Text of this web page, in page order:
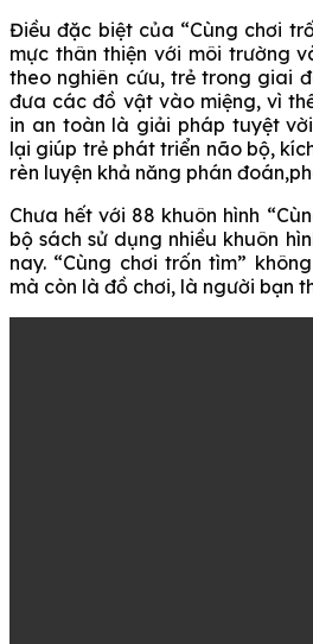
Điều đặc biệt của “Cùng chơi
mực thân thiện với môi trường
theo nghiên cứu, trẻ trong giai
đưa các đồ vật vào miệng, vì
in an toàn là giải pháp tuyệt
lại giúp trẻ phát triển não bộ,
rèn luyện khả năng phán
Chưa hết với 88 khuôn hình
bộ sách sử dụng nhiều khuôn
nay. “Cùng chơi trốn tìm”
mà còn là đồ chơi, là người bạn